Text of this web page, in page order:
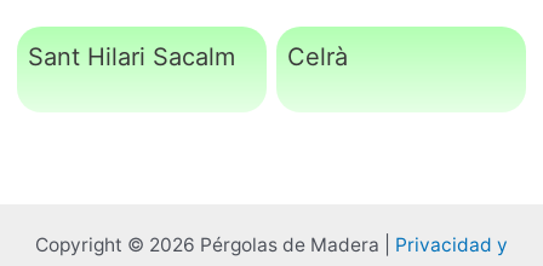
Sant Hilari Sacalm Celrà
Copyright © 2026 Pérgolas de Madera | Privacidad y